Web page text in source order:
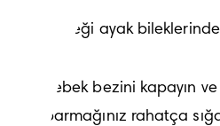
Bebeği ayak
Bebek bezini kapayın
parmağınız rahatça